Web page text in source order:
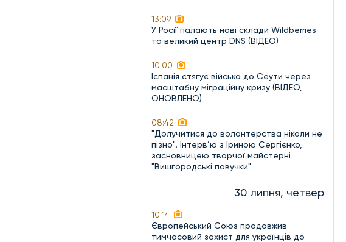
13:09
У Росії палають нові склади Wildberries
та великий центр DNS (ВІДЕО)
10:00
Іспанія стягує війська до Сеути через
масштабну міграційну кризу (ВІДЕО,
ОНОВЛЕНО)
08:42
"Долучитися до волонтерства ніколи не
пізно". Інтерв’ю з Іриною Сергієнко,
засновницею творчої майстерні
"Вишгородські павучки"
30 липня, четвер
10:14
Європейський Союз продовжив
тимчасовий захист для українців до